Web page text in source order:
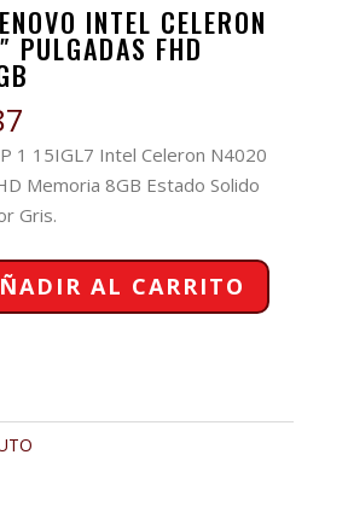
INTEL CELERON
FHD
1 15IGL7 Intel Celeron N4020
Memoria 8GB Estado Solido
Gris.
AL CARRITO